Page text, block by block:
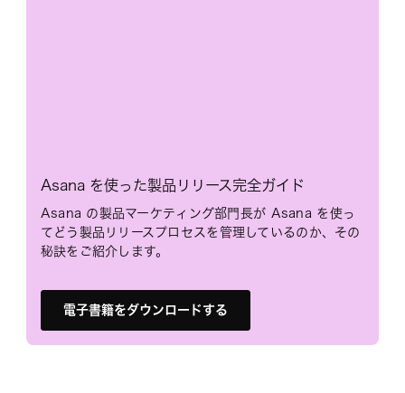
Asana を使った製品リリース完全ガイド
Asana の製品マーケティング部門長が Asana を使っ
てどう製品リリースプロセスを管理しているのか、その
秘訣をご紹介します。
電子書籍をダウンロードする